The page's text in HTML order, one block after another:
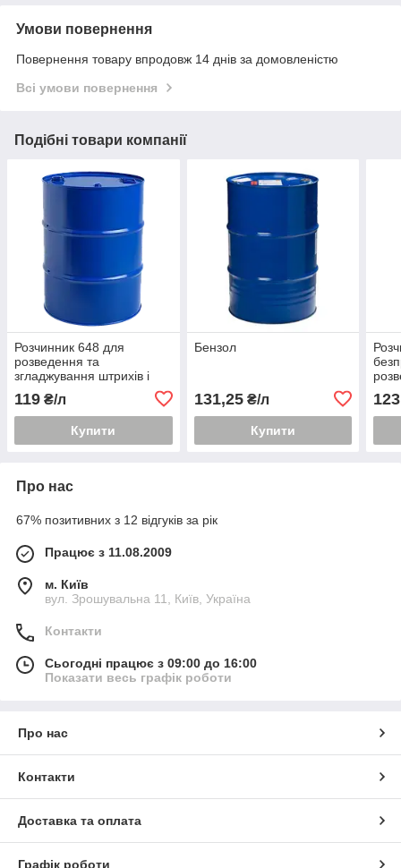
Умови повернення
Повернення товару впродовж 14 днів за домовленістю
Всі умови повернення
Подібні товари компанії
Розчинник 648 для
розведення та
згладжування штрихів і
обприскуванням
нитроэмалевых покриттів
119 ₴/л
Купити
Бензол
131,25₴/л
Купити
Про нас
67% позитивних з 12 відгуків за рік
Працює з 11.08.2009
м. Київ
вул. Зрошувальна 11, Київ, Україна
Контакти
Сьогодні працює з 09:00 до 16:00
Показати весь графік роботи
Про нас
Контакти
Доставка та оплата
Графік роботи